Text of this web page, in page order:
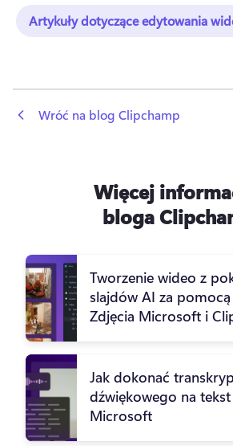
Artykuły dotyczące edytowania
Wróć na blog Clipchamp
Więcej
bloga
Tworzenie wideo z
slajdów AI za
Zdjęcia Microsoft i
Jak dokonać
dźwiękowego na
Microsoft